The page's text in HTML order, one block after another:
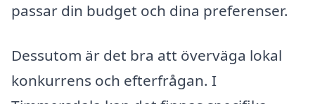
passar din budget och dina preferenser.
Dessutom är det bra att överväga lokal
konkurrens och efterfrågan. I